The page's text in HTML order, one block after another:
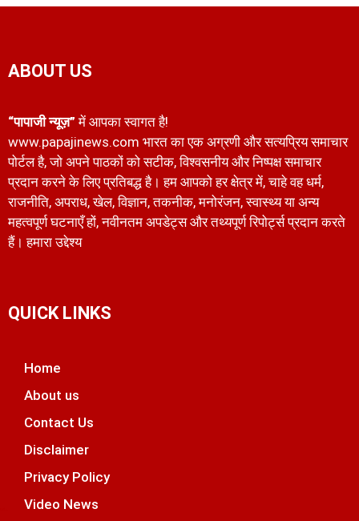
ABOUT US
“पापाजी न्यूज़” में आपका स्वागत है!
www.papajinews.com भारत का एक अग्रणी और सत्यप्रिय समाचार
पोर्टल है, जो अपने पाठकों को सटीक, विश्वसनीय और निष्पक्ष समाचार
प्रदान करने के लिए प्रतिबद्ध है। हम आपको हर क्षेत्र में, चाहे वह धर्म,
राजनीति, अपराध, खेल, विज्ञान, तकनीक, मनोरंजन, स्वास्थ्य या अन्य
महत्वपूर्ण घटनाएँ हों, नवीनतम अपडेट्स और तथ्यपूर्ण रिपोर्ट्स प्रदान करते
हैं। हमारा उद्देश्य
QUICK LINKS
Home
About us
Contact Us
Disclaimer
Privacy Policy
Video News